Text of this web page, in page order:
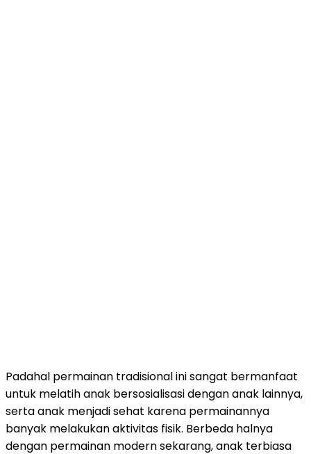
Padahal permainan tradisional ini sangat bermanfaat
untuk melatih anak bersosialisasi dengan anak lainnya,
serta anak menjadi sehat karena permainannya
banyak melakukan aktivitas fisik. Berbeda halnya
dengan permainan modern sekarang, anak terbiasa